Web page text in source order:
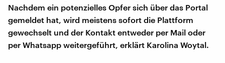
Nachdem ein potenzielles Opfer sich über das Portal
gemeldet hat, wird meistens sofort die Plattform
gewechselt und der Kontakt entweder per Mail oder
per Whatsapp weitergeführt, erklärt Karolina Woytal.